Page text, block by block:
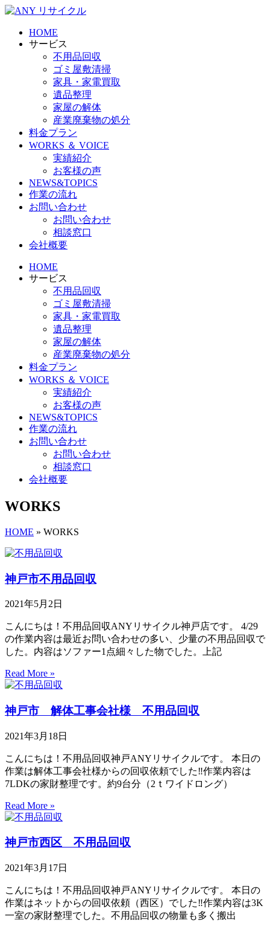
Skip
content
HOME
サービス
不用品回収
ゴミ屋敷清掃
家具・家電買取
遺品整理
家屋の解体
産業廃棄物の処分
料金プラン
WORKS ＆ VOICE
実績紹介
お客様の声
NEWS&TOPICS
作業の流れ
お問い合わせ
お問い合わせ
相談窓口
会社概要
HOME
サービス
不用品回収
ゴミ屋敷清掃
家具・家電買取
遺品整理
家屋の解体
産業廃棄物の処分
料金プラン
WORKS ＆ VOICE
実績紹介
お客様の声
NEWS&TOPICS
作業の流れ
お問い合わせ
お問い合わせ
相談窓口
会社概要
WORKS
HOME » WORKS
神戸市不用品回収
2021年5月2日
こんにちは！不用品回収ANYリサイクル神戸店です。 4/29
の作業内容は最近お問い合わせの多い、少量の不用品回収で
した。内容はソファー1点細々した物でした。上記
Read More »
神戸市 解体工事会社様 不用品回収
2021年3月18日
こんにちは！不用品回収神戸ANYリサイクルです。 本日の
作業は解体工事会社様からの回収依頼でした‼作業内容は
7LDKの家財整理です。約9台分（2ｔワイドロング）
Read More »
神戸市西区 不用品回収
2021年3月17日
こんにちは！不用品回収神戸ANYリサイクルです。 本日の
作業はネットからの回収依頼（西区）でした‼作業内容は3K
一室の家財整理でした。不用品回収の物量も多く搬出